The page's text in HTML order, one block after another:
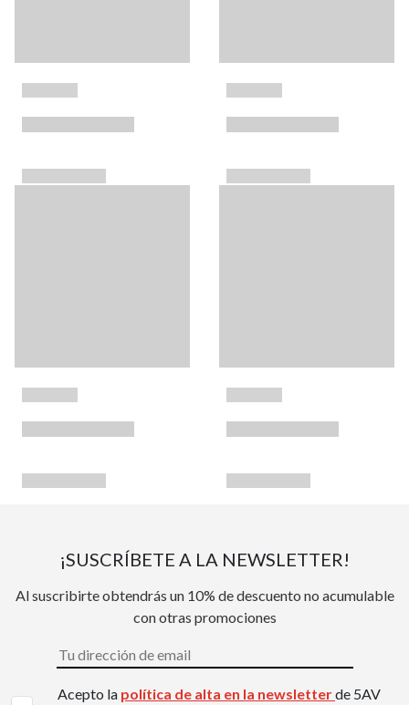
¡SUSCRÍBETE A LA NEWSLETTER!
Al suscribirte obtendrás un 10% de descuento no acumulable
con otras promociones
Acepto la política de alta en la newsletterde 5AV